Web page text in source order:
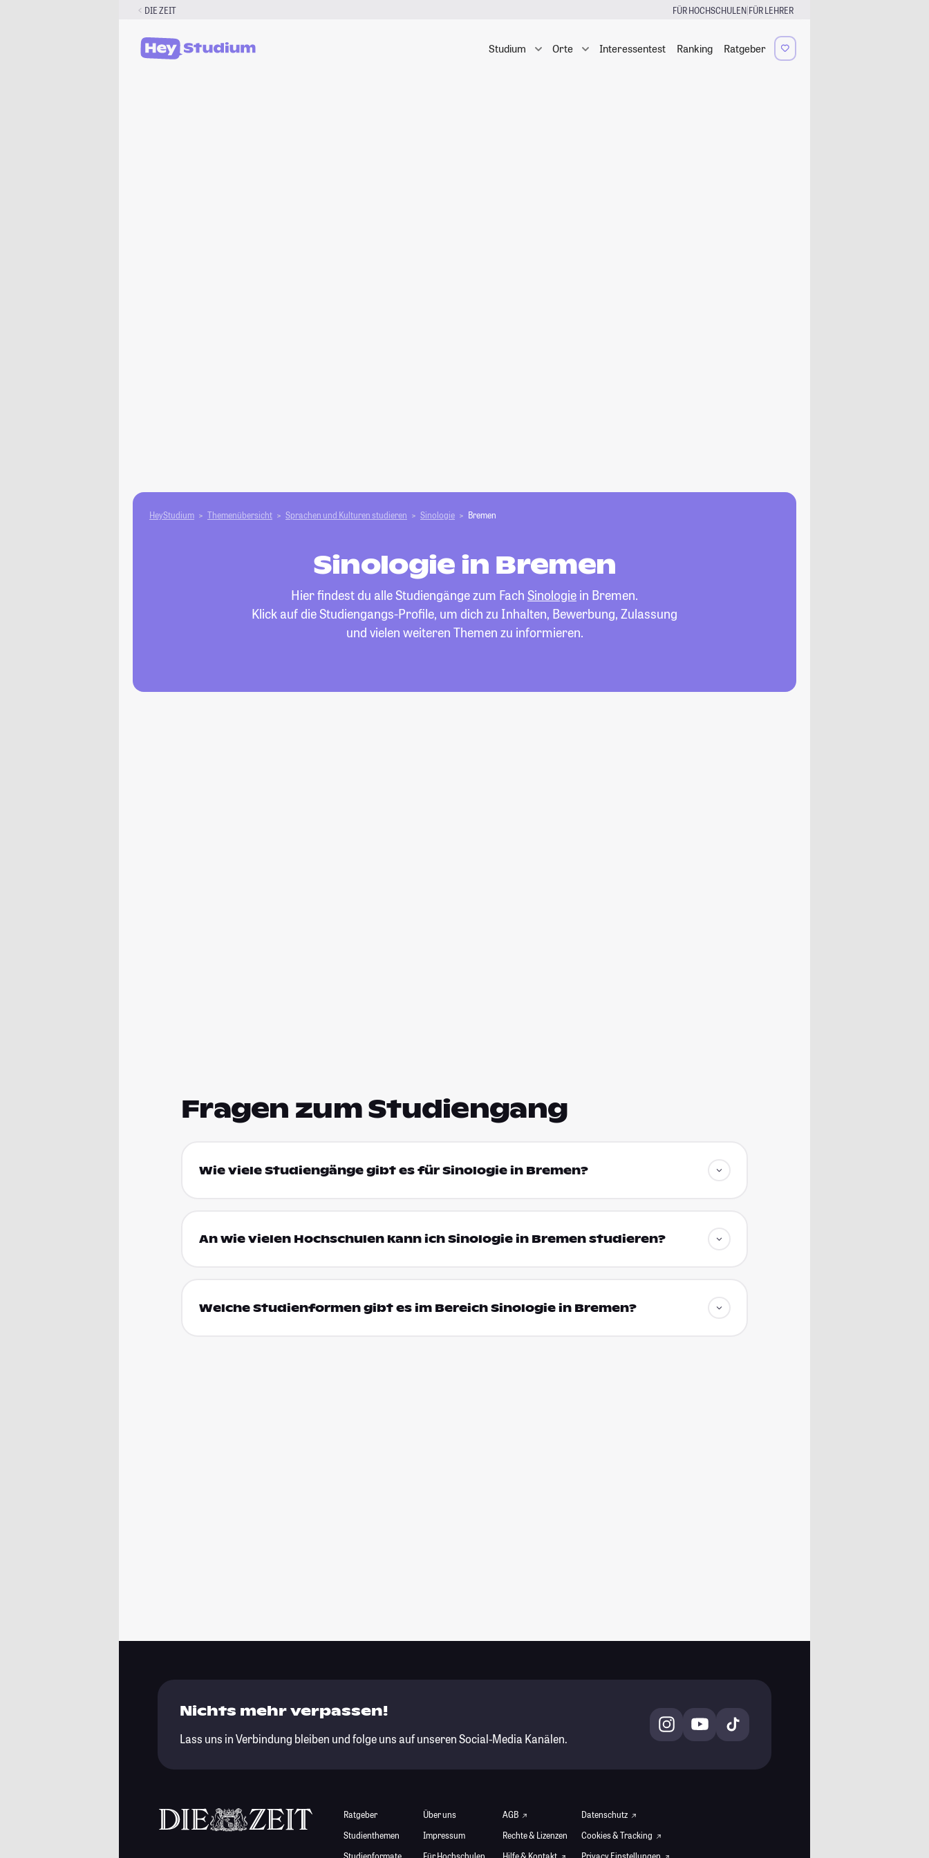
DIE ZEIT FÜR HOCHSCHULEN|FÜR LEHRER
Studium Orte Interessentest Ranking Ratgeber
HeyStudium Themenübersicht Sprachen und Kulturen studieren Sinologie Bremen
Sinologie in Bremen
Hier findest du alle Studiengänge zum Fach Sinologie in Bremen.
Klick auf die Studiengangs-Profile, um dich zu Inhalten, Bewerbung, Zulassung
und vielen weiteren Themen zu informieren.
Fragen zum Studiengang
Wie viele Studiengänge gibt es für Sinologie in Bremen?
An wie vielen Hochschulen kann ich Sinologie in Bremen studieren?
Welche Studienformen gibt es im Bereich Sinologie in Bremen?
Nichts mehr verpassen!
Lass uns in Verbindung bleiben und folge uns auf unseren Social-Media Kanälen.
Ratgeber
Studienthemen
Studienformate
Über uns
Impressum
Für Hochschulen
AGB
Rechte & Lizenzen
Hilfe & Kontakt
Datenschutz
Cookies & Tracking
Privacy Einstellungen